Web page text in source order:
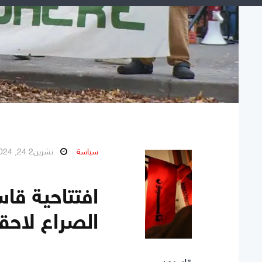
سياسة تشرين2 24, 2024
الصراع